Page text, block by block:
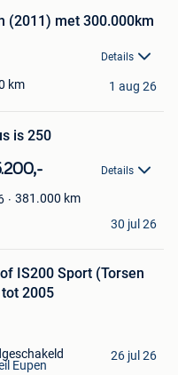
(2011) met 300.000km
Details
km 1 aug 26
is 250
Details
381.000 km
30 jul 26
IS200 Sport (Torsen
2005
Eupen
26 jul 26